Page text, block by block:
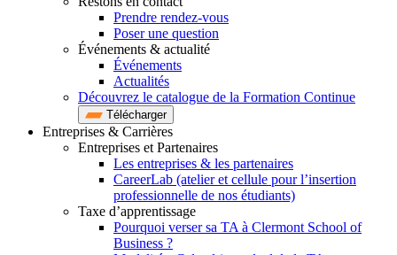
Prendre rendez-vous
Poser une question
Événements & actualité
Événements
Actualités
Découvrez le catalogue de la Formation Continue
Télécharger
Entreprises & Carrières
Entreprises et Partenaires
Les entreprises & les partenaires
CareerLab (atelier et cellule pour l’insertion
professionnelle de nos étudiants)
Taxe d’apprentissage
Pourquoi verser sa TA à Clermont School of
Business ?